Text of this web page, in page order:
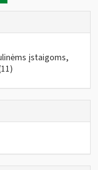
įstaigoms,